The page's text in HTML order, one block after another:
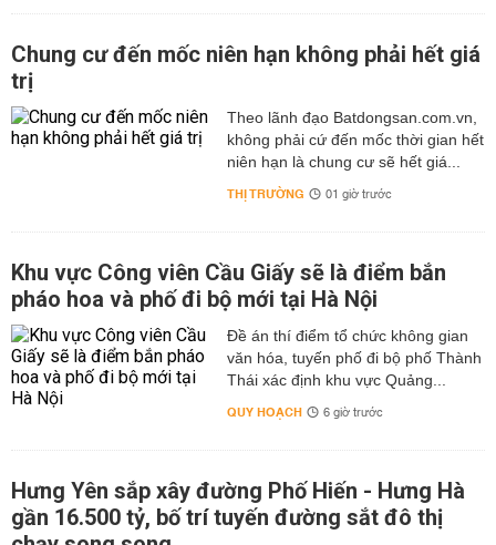
Chung cư đến mốc niên hạn không phải hết giá
trị
Theo lãnh đạo Batdongsan.com.vn,
không phải cứ đến mốc thời gian hết
niên hạn là chung cư sẽ hết giá...
THỊ TRƯỜNG 01 giờ trước
Khu vực Công viên Cầu Giấy sẽ là điểm bắn
pháo hoa và phố đi bộ mới tại Hà Nội
Đề án thí điểm tổ chức không gian
văn hóa, tuyến phố đi bộ phố Thành
Thái xác định khu vực Quảng...
QUY HOẠCH 6 giờ trước
Hưng Yên sắp xây đường Phố Hiến - Hưng Hà
gần 16.500 tỷ, bố trí tuyến đường sắt đô thị